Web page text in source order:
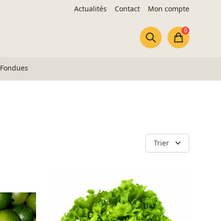
Actualités Contact Mon compte
Panier
0
Fondues
Trier